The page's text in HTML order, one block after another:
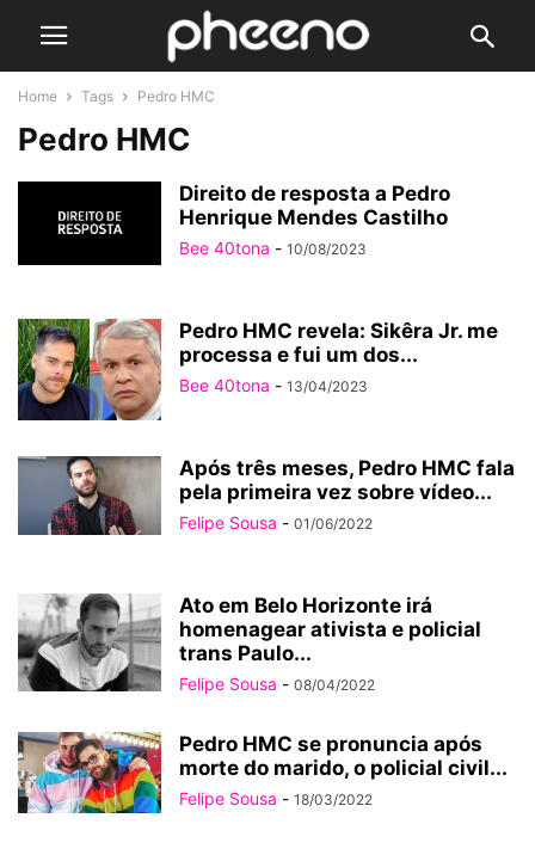
Home Tags Pedro HMC
Pedro HMC
Direito de resposta a Pedro
Henrique Mendes Castilho
Bee 40tona - 10/08/2023
Pedro HMC revela: Sikêra Jr. me
processa e fui um dos...
Bee 40tona - 13/04/2023
Após três meses, Pedro HMC fala
pela primeira vez sobre vídeo...
Felipe Sousa - 01/06/2022
Ato em Belo Horizonte irá
homenagear ativista e policial
trans Paulo...
Felipe Sousa - 08/04/2022
Pedro HMC se pronuncia após
morte do marido, o policial civil...
Felipe Sousa - 18/03/2022